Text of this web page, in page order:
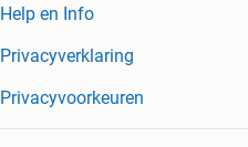
Help en Info
Privacyverklaring
Privacyvoorkeuren